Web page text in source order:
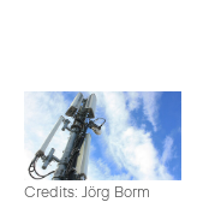
Credits: Jörg Borm